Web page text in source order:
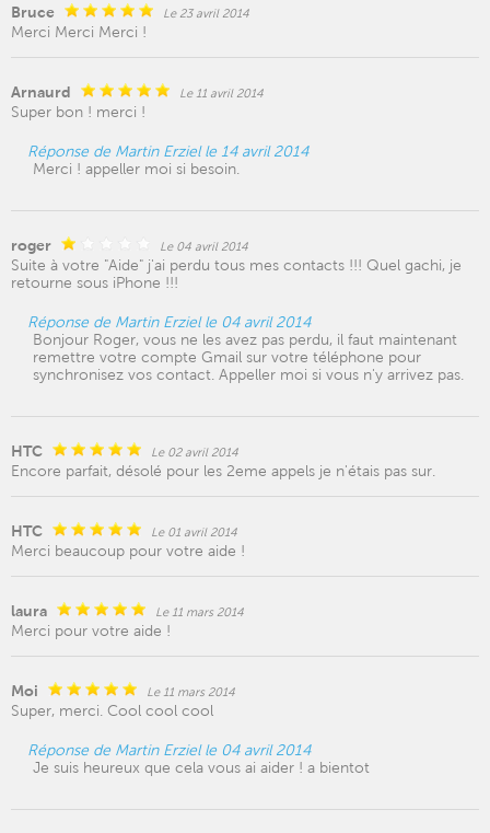
Bruce Le 23 avril 2014
Merci Merci Merci !
Arnaurd Le 11 avril 2014
Super bon ! merci !
Réponse de Martin Erziel le 14 avril 2014
Merci ! appeller moi si besoin.
roger Le 04 avril 2014
Suite à votre "Aide" j'ai perdu tous mes contacts !!! Quel gachi, je
retourne sous iPhone !!!
Réponse de Martin Erziel le 04 avril 2014
Bonjour Roger, vous ne les avez pas perdu, il faut maintenant
remettre votre compte Gmail sur votre téléphone pour
synchronisez vos contact. Appeller moi si vous n'y arrivez pas.
HTC Le 02 avril 2014
Encore parfait, désolé pour les 2eme appels je n'étais pas sur.
HTC Le 01 avril 2014
Merci beaucoup pour votre aide !
laura Le 11 mars 2014
Merci pour votre aide !
Moi Le 11 mars 2014
Super, merci. Cool cool cool
Réponse de Martin Erziel le 04 avril 2014
Je suis heureux que cela vous ai aider ! a bientot